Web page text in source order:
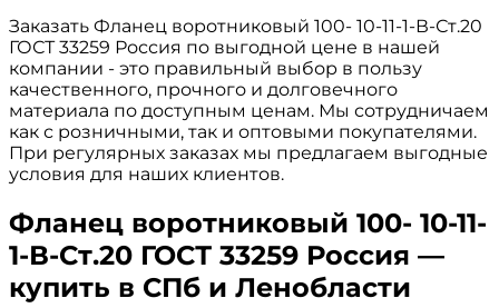
Заказать Фланец воротниковый 100- 10-11-1-В-Ст.20
ГОСТ 33259 Россия по выгодной цене в нашей
компании - это правильный выбор в пользу
качественного, прочного и долговечного
материала по доступным ценам. Мы сотрудничаем
как с розничными, так и оптовыми покупателями.
При регулярных заказах мы предлагаем выгодные
условия для наших клиентов.
Фланец воротниковый 100- 10-11-
1-В-Ст.20 ГОСТ 33259 Россия —
купить в СПб и Ленобласти